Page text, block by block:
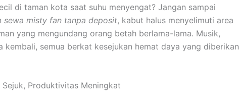
di taman kota saat suhu menyengat? Jangan sampai
sewa misty fan tanpa deposit, kabut halus menyelimuti area
yang mengundang orang betah berlama-lama. Musik,
semua berkat kesejukan hemat daya yang diberikan
Produktivitas Meningkat